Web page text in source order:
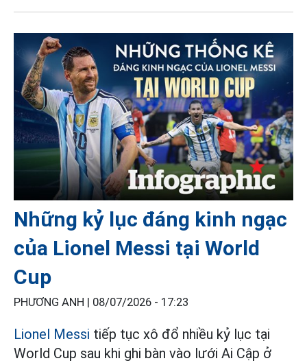
Những kỷ lục đáng kinh ngạc
của Lionel Messi tại World
Cup
PHƯƠNG ANH | 08/07/2026 - 17:23
Lionel Messi tiếp tục xô đổ nhiều kỷ lục tại
World Cup sau khi ghi bàn vào lưới Ai Cập ở